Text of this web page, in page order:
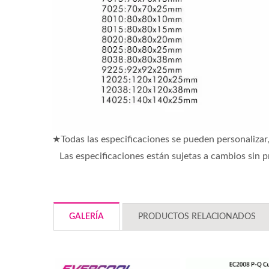
★Todas las especificaciones se pueden
Las especificaciones están sujetas a cambios sin
GALERÍA PRODUCTOS RELACIONADOS